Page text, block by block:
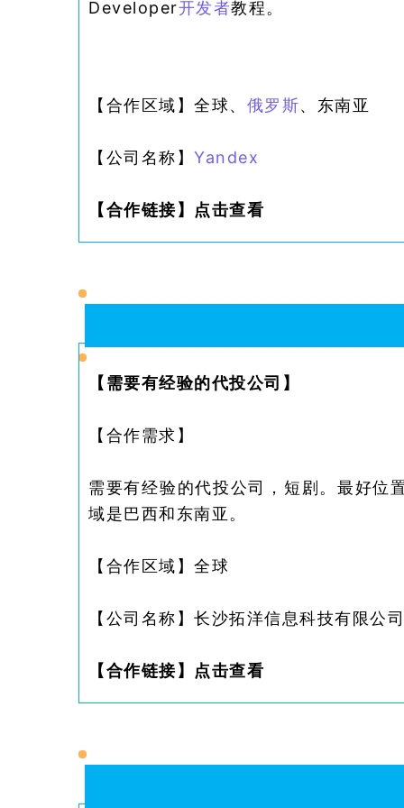
Developer开发者教程。
【合作区域】 全球、 俄罗斯、东南亚
【公司名称】 Yandex
【合作链接】 点击查看
【 需要有经验的代投公司 】
【合作需求】
需要有经验的代投公司，短剧。最好位
域是巴西和东南亚。
【合作区域】 全球
【公司名称】 长沙拓洋信息科技有限公司
【合作链接】 点击查看